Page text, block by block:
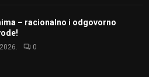
– racionalno i odgovorno
0